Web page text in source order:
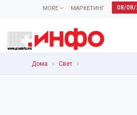
08/08/
МАРКЕТИНГ
MORE
Дома Свет